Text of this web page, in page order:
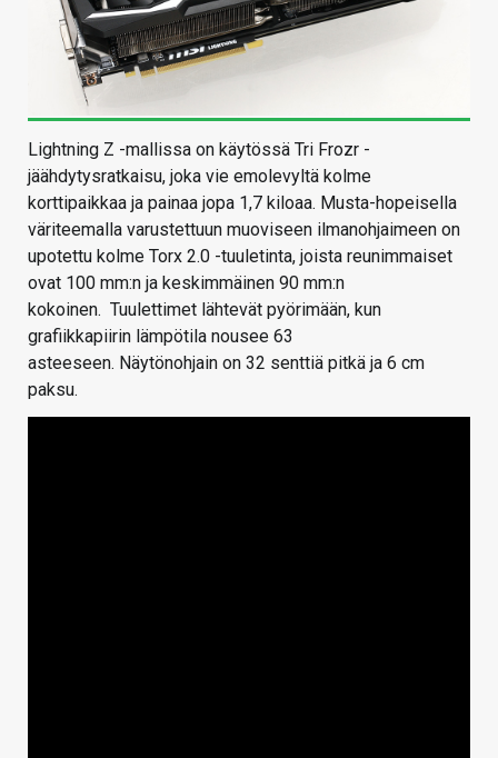
Lightning Z -mallissa on käytössä Tri Frozr -
jäähdytysratkaisu, joka vie emolevyltä kolme
korttipaikkaa ja painaa jopa 1,7 kiloaa. Musta-hopeisella
väriteemalla varustettuun muoviseen ilmanohjaimeen on
upotettu kolme Torx 2.0 -tuuletinta, joista reunimmaiset
ovat 100 mm:n ja keskimmäinen 90 mm:n
kokoinen. Tuulettimet lähtevät pyörimään, kun
grafiikkapiirin lämpötila nousee 63
asteeseen. Näytönohjain on 32 senttiä pitkä ja 6 cm
paksu.